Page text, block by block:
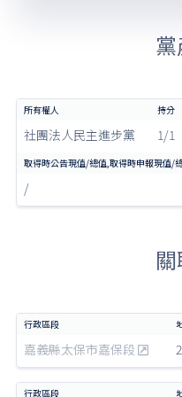
社團法人民主進步黨 1/1
/
嘉義縣太保市嘉保段